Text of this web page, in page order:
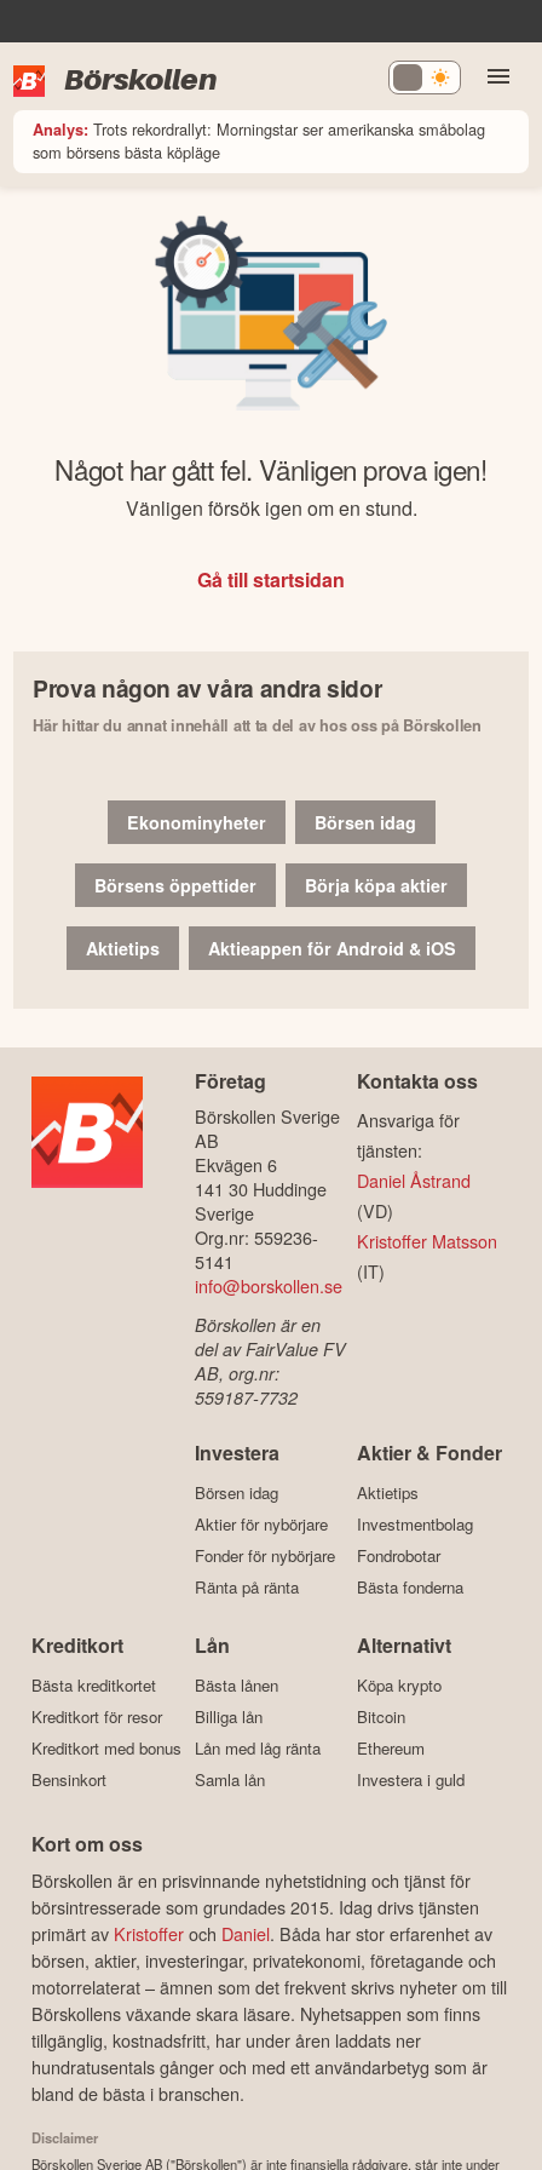
Börskollen
Analys: Trots rekordrallyt: Morningstar ser amerikanska småbolag
som börsens bästa köpläge
Något har gått fel. Vänligen prova igen!
Vänligen försök igen om en stund.
Gå till startsidan
Prova någon av våra andra sidor
Här hittar du annat innehåll att ta del av hos oss på Börskollen
Ekonominyheter Börsen idag
Börsens öppettider Börja köpa aktier
Aktietips Aktieappen för Android & iOS
Företag
Börskollen Sverige
AB
Ekvägen 6
141 30 Huddinge
Sverige
Org.nr: 559236-
5141
info@borskollen.se
Börskollen är en
del av FairValue FV
AB, org.nr:
559187-7732
Kontakta oss
Ansvariga för
tjänsten:
Daniel Åstrand
(VD)
Kristoffer Matsson
(IT)
Investera
Börsen idag
Aktier för nybörjare
Fonder för nybörjare
Ränta på ränta
Aktier & Fonder
Aktietips
Investmentbolag
Fondrobotar
Bästa fonderna
Kreditkort
Bästa kreditkortet
Kreditkort för resor
Kreditkort med bonus
Bensinkort
Lån
Bästa lånen
Billiga lån
Lån med låg ränta
Samla lån
Alternativt
Köpa krypto
Bitcoin
Ethereum
Investera i guld
Kort om oss
Börskollen är en prisvinnande nyhetstidning och tjänst för
börsintresserade som grundades 2015. Idag drivs tjänsten
primärt av Kristofferoch Daniel. Båda har stor erfarenhet av
börsen, aktier, investeringar, privatekonomi, företagande och
motorrelaterat – ämnen som det frekvent skrivs nyheter om till
Börskollens växande skara läsare. Nyhetsappen som finns
tillgänglig, kostnadsfritt, har under åren laddats ner
hundratusentals gånger och med ett användarbetyg som är
bland de bästa i branschen.
Disclaimer
Börskollen Sverige AB ("Börskollen") är inte finansiella rådgivare, står inte under